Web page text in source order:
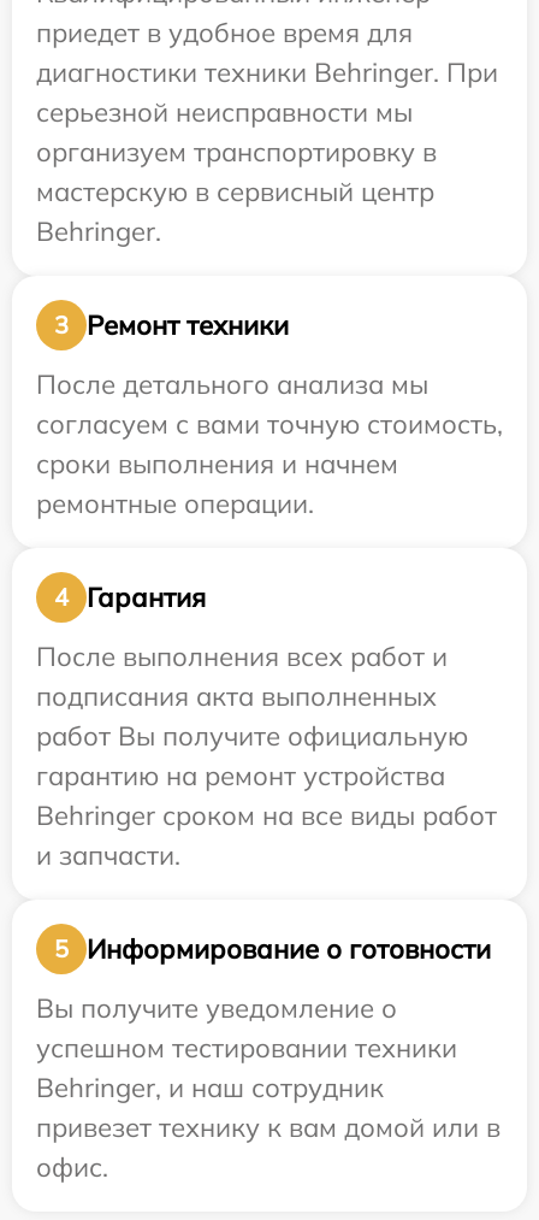
приедет в удобное время для
диагностики техники Behringer. При
серьезной неисправности мы
организуем транспортировку в
мастерскую в сервисный центр
Behringer.
3
Ремонт техники
После детального анализа мы
согласуем с вами точную стоимость,
сроки выполнения и начнем
ремонтные операции.
4
Гарантия
После выполнения всех работ и
подписания акта выполненных
работ Вы получите официальную
гарантию на ремонт устройства
Behringer сроком на все виды работ
и запчасти.
5
Информирование о готовности
Вы получите уведомление о
успешном тестировании техники
Behringer, и наш сотрудник
привезет технику к вам домой или в
офис.